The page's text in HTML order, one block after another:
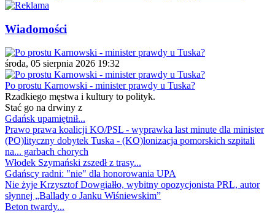
Wiadomości
środa, 05 sierpnia 2026 19:32
Po prostu Karnowski - minister prawdy u Tuska?
Rzadkiego męstwa i kultury to polityk.
Stać go na drwiny z
Gdańsk upamiętnił...
Prawo prawa koalicji KO/PSL - wyprawka last minute dla minister
(PO)lityczny dobytek Tuska - (KO)lonizacja pomorskich szpitali
na... garbach chorych
Włodek Szymański zszedł z trasy...
Gdańscy radni: "nie" dla honorowania UPA
Nie żyje Krzysztof Dowgiałło, wybitny opozycjonista PRL, autor
słynnej „Ballady o Janku Wiśniewskim”
Beton twardy...